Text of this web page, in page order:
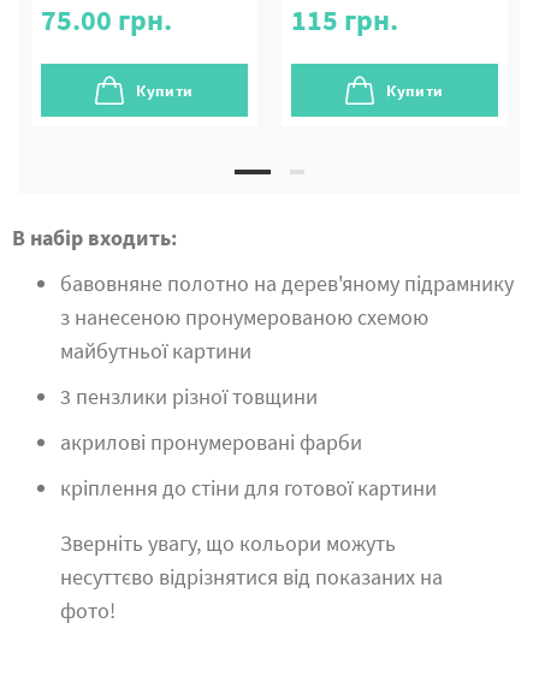
75.00 грн.
Купити
115 грн.
Купити
В набір входить:
бавовняне полотно на дерев'яному підрамнику
з нанесеною пронумерованою схемою
майбутньої картини
3 пензлики різної товщини
акрилові пронумеровані фарби
кріплення до стіни для готової картини
Зверніть увагу, що кольори можуть
несуттєво відрізнятися від показаних на
фото!